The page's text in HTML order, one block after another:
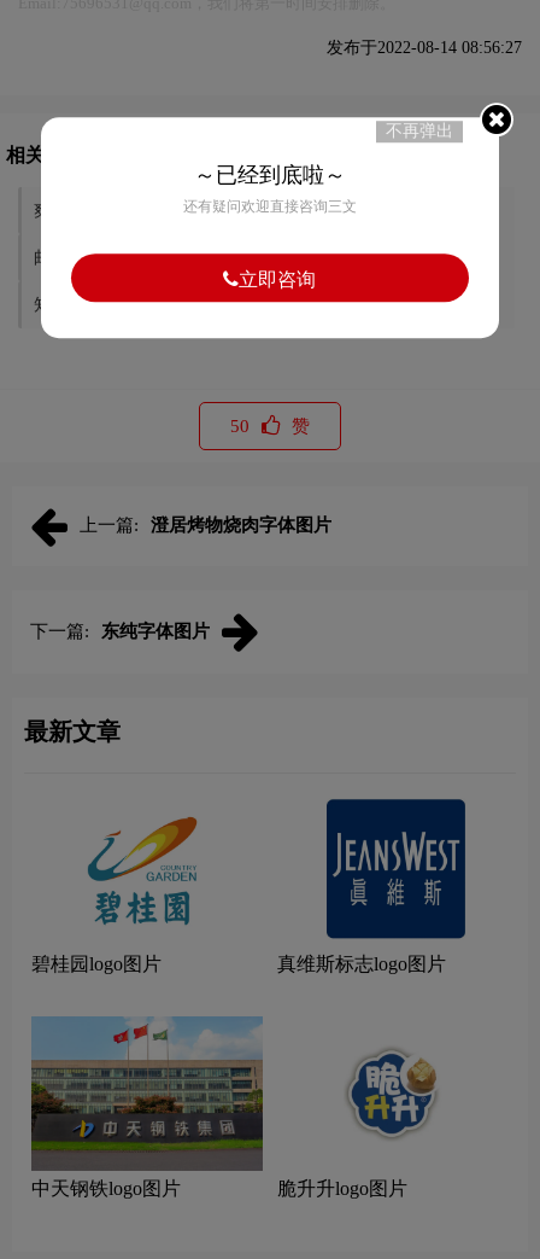
发布于2022-08-14 08:56:27
相关文章推荐
爽味字体图片 新干线字体图片
邮米字体图片 乐乃农场字体图片
知味花生软糖字体图片 粤龙字体图片
50 赞
上一篇: 澄居烤物烧肉字体图片
下一篇: 东纯字体图片
最新文章
碧桂园logo图片 真维斯标志logo图片
中天钢铁logo图片 脆升升logo图片
不再弹出
～已经到底啦～
还有疑问欢迎直接咨询三文
立即咨询